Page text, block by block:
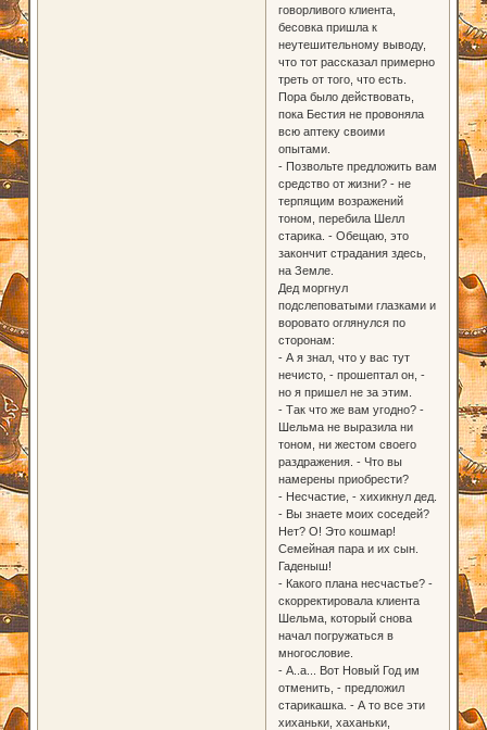
говорливого клиента,
бесовка пришла к
неутешительному выводу,
что тот рассказал примерно
треть от того, что есть.
Пора было действовать,
пока Бестия не провоняла
всю аптеку своими
опытами.
- Позвольте предложить вам
средство от жизни? - не
терпящим возражений
тоном, перебила Шелл
старика. - Обещаю, это
закончит страдания здесь,
на Земле.
Дед моргнул
подслеповатыми глазками и
воровато оглянулся по
сторонам:
- А я знал, что у вас тут
нечисто, - прошептал он, -
но я пришел не за этим.
- Так что же вам угодно? -
Шельма не выразила ни
тоном, ни жестом своего
раздражения. - Что вы
намерены приобрести?
- Несчастие, - хихикнул дед.
- Вы знаете моих соседей?
Нет? О! Это кошмар!
Семейная пара и их сын.
Гаденыш!
- Какого плана несчастье? -
скорректировала клиента
Шельма, который снова
начал погружаться в
многословие.
- А..а... Вот Новый Год им
отменить, - предложил
старикашка. - А то все эти
хиханьки, хаханьки,